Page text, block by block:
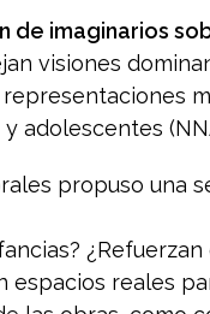
de imaginarios
visiones
adolescentes
propuso una
¿Refuerzan
espacios reales